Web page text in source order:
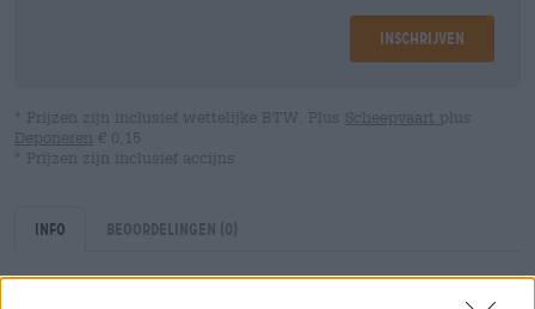
Inschrijven
* Prijzen zijn inclusief wettelijke BTW. Plus Scheepvaart plus
Deponeren € 0,15
* Prijzen zijn inclusief accijns
Info Beoordelingen (0)